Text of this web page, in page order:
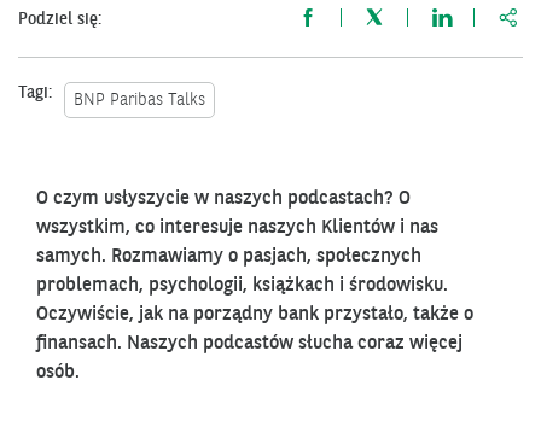
Tagi: BNP Paribas Talks
Podziel się:
O czym usłyszycie w naszych podcastach? O
wszystkim, co interesuje naszych Klientów i nas
samych. Rozmawiamy o pasjach, społecznych
problemach, psychologii, książkach i środowisku.
Oczywiście, jak na porządny bank przystało, także o
finansach. Naszych podcastów słucha coraz więcej
osób.